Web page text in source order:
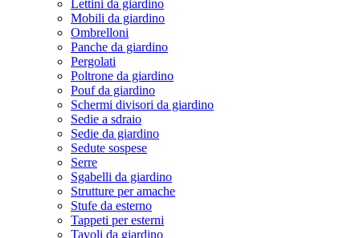
Lettini da giardino
Mobili da giardino
Ombrelloni
Panche da giardino
Pergolati
Poltrone da giardino
Pouf da giardino
Schermi divisori da giardino
Sedie a sdraio
Sedie da giardino
Sedute sospese
Serre
Sgabelli da giardino
Strutture per amache
Stufe da esterno
Tappeti per esterni
Tavoli da giardino